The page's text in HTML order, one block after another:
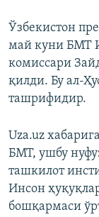
Ўзбекистон
май куни БМТ
комиссари
қилди. Бу ал-
ташрифидир.
Uza.uz
БМТ, ушбу
ташкилот
Инсон
бошқармаси